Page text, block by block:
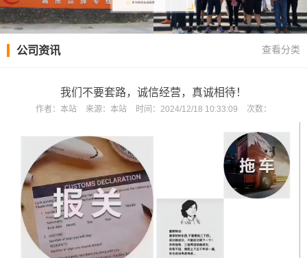
公司资讯 查看分类
我们不要套路，诚信经营，真诚相待！
作者： 本站 来源： 本站 时间： 2024/12/18 10:33:09 次数：